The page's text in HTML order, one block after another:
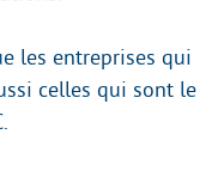
les entreprises qui
celles qui sont le